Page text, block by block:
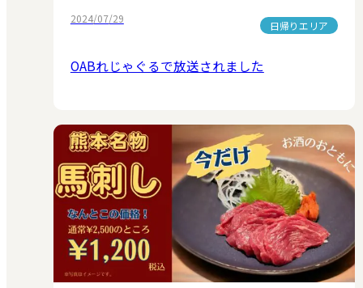
2024/07/29
日帰りエリア
OABれじゃぐるで放送されました